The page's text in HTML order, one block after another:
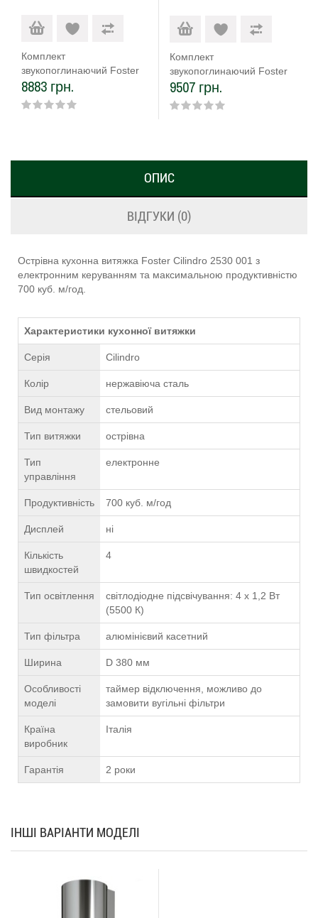
Комплект
звукопоглинаючий Foster
9700 602
8883 грн.
Комплект
звукопоглинаючий Foster
9700 603
9507 грн.
ОПИС
ВІДГУКИ (0)
Острівна кухонна витяжка Foster Cilindro 2530 001 з
електронним керуванням та максимальною продуктивністю
700 куб. м/год.
Характеристики кухонної витяжки
Серія Cilindro
Колір нержавіюча сталь
Вид монтажу стельовий
Тип витяжки острівна
Тип
управління
електронне
Продуктивність 700 куб. м/год
Дисплей ні
Кількість
швидкостей
4
Тип освітлення
світлодіодне підсвічування: 4 x 1,2 Вт
(5500 К)
Тип фільтра алюмінієвий касетний
Ширина D 380 мм
Особливості
моделі
таймер відключення, можливо до
замовити вугільні фільтри
Країна
виробник
Італія
Гарантія 2 роки
ІНШІ ВАРІАНТИ МОДЕЛІ